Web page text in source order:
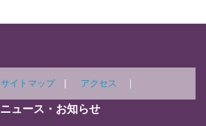
サイトマップ| アクセス
ニュース・お知らせ